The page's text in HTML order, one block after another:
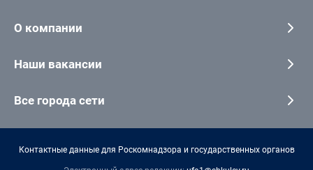
О компании
Наши вакансии
Все города сети
Контактные данные для Роскомнадзора и государственных органов